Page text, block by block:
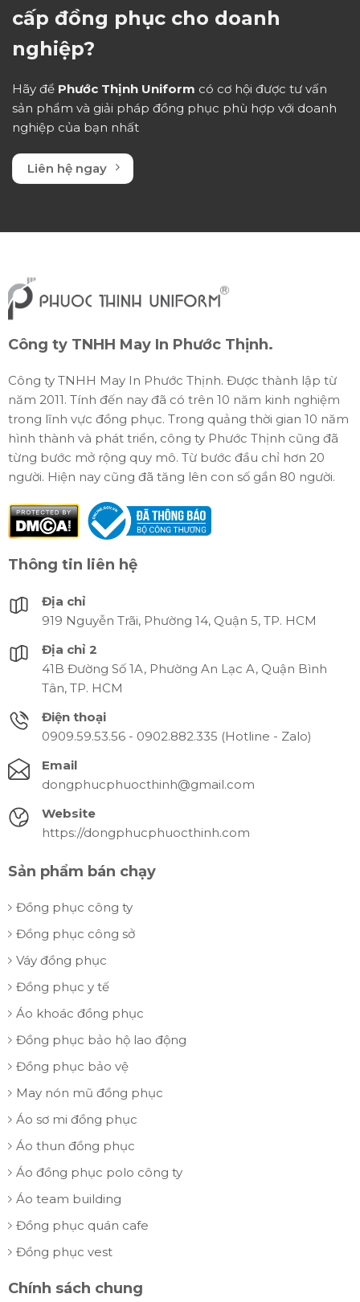
cấp đồng phục cho doanh
nghiệp?
Hãy để Phước Thịnh Uniform có cơ hội được tư vấn
sản phẩm và giải pháp đồng phục phù hợp với doanh
nghiệp của bạn nhất
Liên hệ ngay
Công ty TNHH May In Phước Thịnh.
Công ty TNHH May In Phước Thịnh. Được thành lập từ
năm 2011. Tính đến nay đã có trên 10 năm kinh nghiệm
trong lĩnh vực đồng phục. Trong quảng thời gian 10 năm
hình thành và phát triển, công ty Phước Thịnh cũng đã
từng bước mở rộng quy mô. Từ bước đầu chỉ hơn 20
người. Hiện nay cũng đã tăng lên con số gần 80 người.
Thông tin liên hệ
Địa chỉ
919 Nguyễn Trãi, Phường 14, Quận 5, TP. HCM
Địa chỉ 2
41B Đường Số 1A, Phường An Lạc A, Quận Bình
Tân, TP. HCM
Điện thoại
0909.59.53.56 - 0902.882.335 (Hotline - Zalo)
Email
dongphucphuocthinh@gmail.com
Website
https://dongphucphuocthinh.com
Sản phẩm bán chạy
Đồng phục công ty
Đồng phục công sở
Váy đồng phục
Đồng phục y tế
Áo khoác đồng phục
Đồng phục bảo hộ lao động
Đồng phục bảo vệ
May nón mũ đồng phục
Áo sơ mi đồng phục
Áo thun đồng phục
Áo đồng phục polo công ty
Áo team building
Đồng phục quán cafe
Đồng phục vest
Chính sách chung